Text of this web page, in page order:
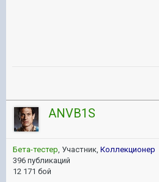
ANVB1S
Бета-тестер, Участник, Коллекционер
396 публикаций
12 171 бой